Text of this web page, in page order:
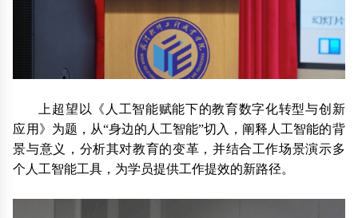
上超望以《人工智能赋能下的教育数字化转型与创新
应用》为题，从“身边的人工智能”切入，阐释人工智能的背
景与意义，分析其对教育的变革，并结合工作场景演示多
个人工智能工具，为学员提供工作提效的新路径。